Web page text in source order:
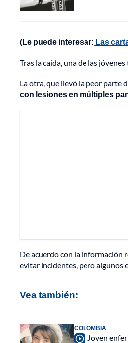
(Le puede interesar: Las
Tras la caída, una de las
La otra, que llevó la peor parte
con lesiones en múltiples
De acuerdo con la información
evitar incidentes, pero algunos
Vea también:
COLOMBIA
Joven